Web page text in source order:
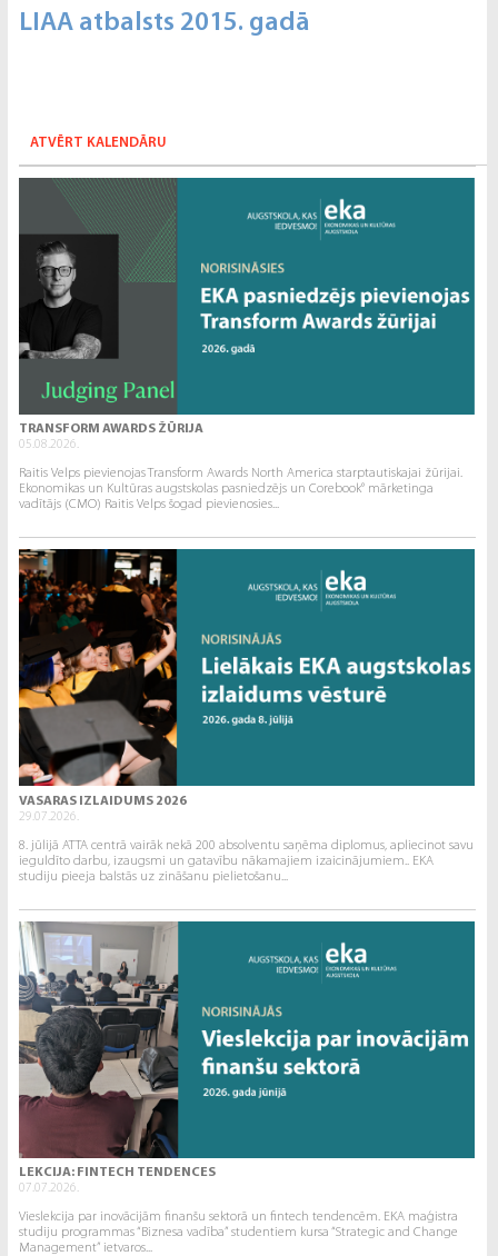
LIAA atbalsts 2015. gadā
ATVĒRT KALENDĀRU
TRANSFORM AWARDS ŽŪRIJA
05.08.2026.
Raitis Velps pievienojas Transform Awards North America starptautiskajai žūrijai.
Ekonomikas un Kultūras augstskolas pasniedzējs un Corebook° mārketinga
vadītājs (CMO) Raitis Velps šogad pievienosies...
VASARAS IZLAIDUMS 2026
29.07.2026.
8. jūlijā ATTA centrā vairāk nekā 200 absolventu saņēma diplomus, apliecinot savu
ieguldīto darbu, izaugsmi un gatavību nākamajiem izaicinājumiem.. EKA
studiju pieeja balstās uz zināšanu pielietošanu...
LEKCIJA: FINTECH TENDENCES
07.07.2026.
Vieslekcija par inovācijām finanšu sektorā un fintech tendencēm. EKA maģistra
studiju programmas “Biznesa vadība” studentiem kursa “Strategic and Change
Management” ietvaros...